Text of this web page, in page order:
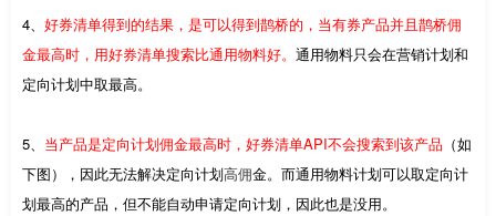
4、 好券清单得到的结果，是可以得到鹊桥的，当有券产品并且鹊桥佣
金最高时，用好券清单搜索比通用物料好。 通用物料只会在营销计划和
定向计划中取最高。
5、 当产品是定向计划佣金最高时，好券清单API不会搜索到该产品 （如
下图），因此无法解决定向计划高佣金。而通用物料计划可以取定向计
划最高的产品，但不能自动申请定向计划，因此也是没用。